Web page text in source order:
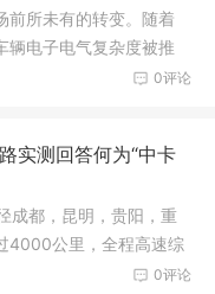
前所未有的转变。随着
辆电子电气复杂度被推
0评论
实测回答何为“中卡
成都，昆明，贵阳，重
4000公里，全程高速综
0评论